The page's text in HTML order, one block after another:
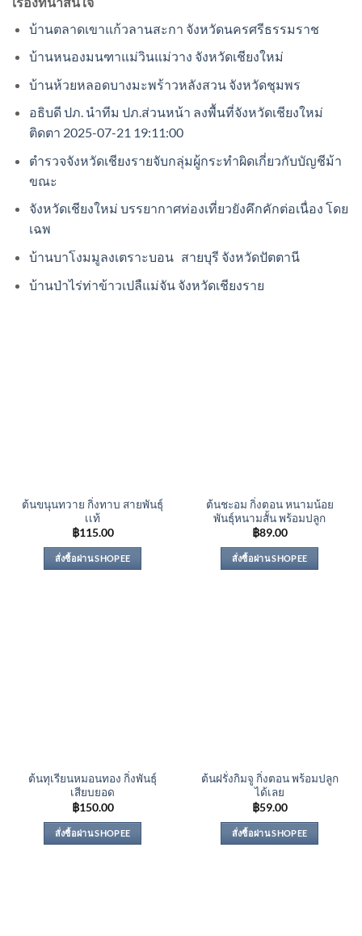
บ้านตลาดเขาแก้วลานสะกา จังหวัดนครศรีธรรมราช
บ้านหนองมนฑาแม่วินแม่วาง จังหวัดเชียงใหม่
บ้านห้วยหลอดบางมะพร้าวหลังสวน จังหวัดชุมพร
อธิบดี ปภ. นำทีม ปภ.ส่วนหน้า ลงพื้นที่จังหวัดเชียงใหม่
ติดตา 2025-07-21 19:11:00
ตำรวจจังหวัดเชียงรายจับกลุ่มผู้กระทำผิดเกี่ยวกับบัญชีม้า
ขณะ
จังหวัดเชียงใหม่ บรรยากาศท่องเที่ยวยังคึกคักต่อเนื่อง โดย
เฉพ
บ้านบาโงมมูลงเตราะบอน สายบุรี จังหวัดปัตตานี
บ้านป่าไร่ท่าข้าวเปลืแม่จัน จังหวัดเชียงราย
ต้นขนุนทวาย กิ่งทาบ สายพันธุ์
เเท้
฿115.00
สั่งซื้อผ่าน SHOPEE
ต้นชะอม กิ่งตอน หนามน้อย
พันธุ์หนามสั้น พร้อมปลูก
฿89.00
สั่งซื้อผ่าน SHOPEE
ต้นทุเรียนหมอนทอง กิ่งพันธุ์
เสียบยอด
฿150.00
สั่งซื้อผ่าน SHOPEE
ต้นฝรั่งกิมจู กิ่งตอน พร้อมปลูก
ได้เลย
฿59.00
สั่งซื้อผ่าน SHOPEE